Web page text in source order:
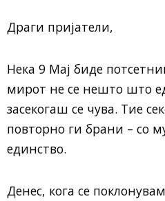
Драги пријатели,
Нека 9 Мај биде
мирот не се нешто што
засекогаш се чува. Тие
повторно ги брани – со
единство.
Денес, кога се